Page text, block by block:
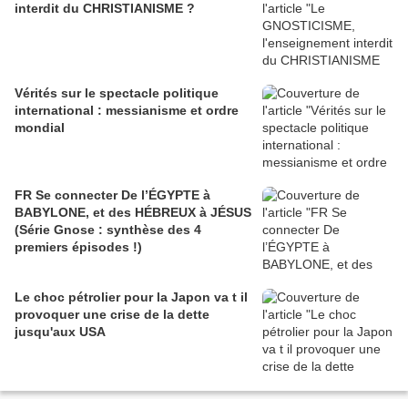
interdit du CHRISTIANISME ?
Vérités sur le spectacle politique
international : messianisme et ordre
mondial
FR Se connecter De l’ÉGYPTE à
BABYLONE, et des HÉBREUX à JÉSUS
(Série Gnose : synthèse des 4
premiers épisodes !)
Le choc pétrolier pour la Japon va t il
provoquer une crise de la dette
jusqu'aux USA